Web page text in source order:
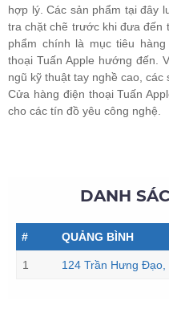
hợp lý. Các sản phẩm tại đây
tra chặt chẽ trước khi đưa đến
phẩm chính là mục tiêu
thoại Tuấn Apple hướng đến.
ngũ kỹ thuật tay nghề cao, các
Cửa hàng điện thoại Tuấn
cho các tín đồ yêu công nghệ.
DANH
# QUẢNG BÌNH
1 124 Trần Hưng